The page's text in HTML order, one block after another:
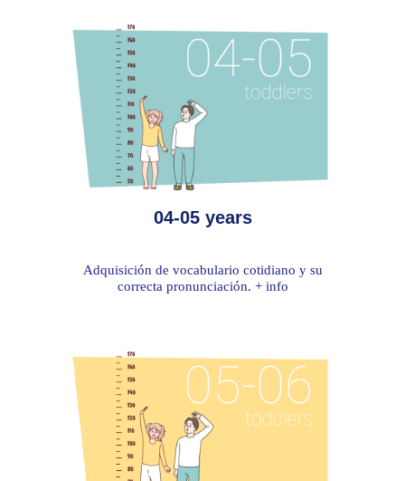
04-05 years
Adquisición de vocabulario cotidiano y su
correcta pronunciación. + info